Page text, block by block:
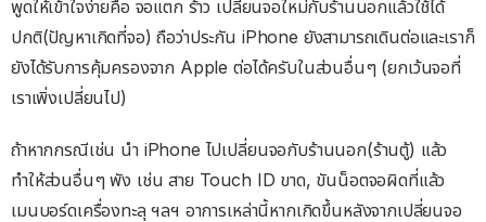
พูดให้เข้าใจง่ายคือ จอแตก ร้าว เปลี่ยนจอใหม่กับร้านนอกแล้วใช้ได้
ปกติ(ปัญหาเกิดที่จอ) ถือว่าประกัน iPhone ยังสามารถเดินต่อและเราก็
ยังได้รับการคุ้มครองจาก Apple ต่อได้ครับในส่วนอื่นๆ (ยกเว้นจอที่
เราเพิ่งเปลี่ยนไป)
ถ้าหากกรณีเช่น นำ iPhone ไปเปลี่ยนจอกับร้านนอก(ร้านตู้) แล้ว
ทำให้ส่วนอื่นๆ พัง เช่น สาย Touch ID ขาด, ขันน็อตจอผิดที่แล้ว
เมนบอร์ดเครื่องทะลุ ฯลฯ อาการเหล่านี้หากเกิดขึ้นหลังจากเปลี่ยนจอ